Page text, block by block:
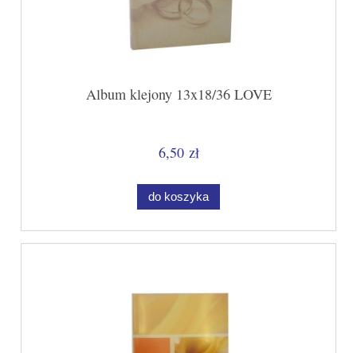
Album klejony 13x18/36 LOVE
6,50 zł
do koszyka